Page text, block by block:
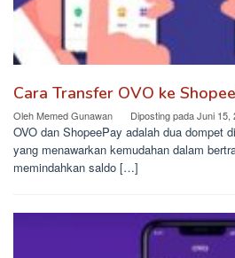
Cara Transfer OVO ke
OlehMemed Gunawan Diposting padaJuni 15,
OVO dan ShopeePay adalah dua dompet
yang menawarkan kemudahan dalam
memindahkan saldo […]